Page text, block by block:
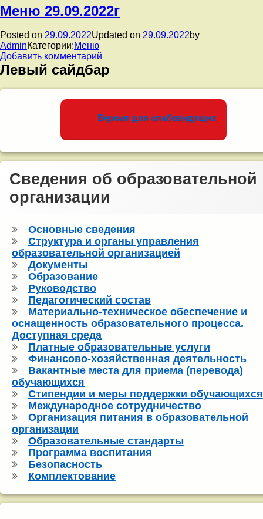
Меню 29.09.2022г
Posted on 29.09.2022Updated on 29.09.2022by
AdminКатегории:Меню
Добавить комментарий
записи
Меню
29.09.2022г
Левый сайдбар
Версия для слабовидящих
Сведения об образовательной
организации
Основные сведения
Структура и органы управления
образовательной организацией
Документы
Образование
Руководство
Педагогический состав
Материально-техническое обеспечение и
оснащенность образовательного процесса.
Доступная среда
Платные образовательные услуги
Финансово-хозяйственная деятельность
Вакантные места для приема (перевода)
обучающихся
Стипендии и меры поддержки обучающихся
Международное сотрудничество
Организация питания в образовательной
организации
Образовательные стандарты
Программа воспитания
Безопасность
Комплектование